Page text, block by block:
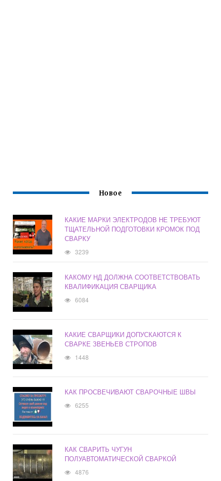
Новое
КАКИЕ МАРКИ ЭЛЕКТРОДОВ НЕ ТРЕБУЮТ
ТЩАТЕЛЬНОЙ ПОДГОТОВКИ КРОМОК ПОД
СВАРКУ
3239
КАКОМУ НД ДОЛЖНА СООТВЕТСТВОВАТЬ
КВАЛИФИКАЦИЯ СВАРЩИКА
6084
КАКИЕ СВАРЩИКИ ДОПУСКАЮТСЯ К
СВАРКЕ ЗВЕНЬЕВ СТРОПОВ
1448
КАК ПРОСВЕЧИВАЮТ СВАРОЧНЫЕ ШВЫ
6255
КАК СВАРИТЬ ЧУГУН
ПОЛУАВТОМАТИЧЕСКОЙ СВАРКОЙ
4876